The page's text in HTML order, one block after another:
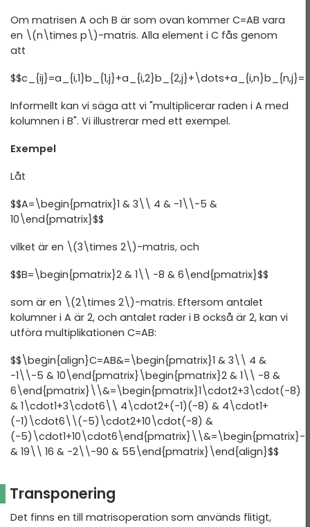
Om matrisen A och B är som ovan kommer C=AB vara
en \(n\times p\)-matris. Alla element i C fås genom
att
Informellt kan vi säga att vi "multiplicerar raden i A med
kolumnen i B". Vi illustrerar med ett exempel.
Exempel
Låt
$$A=\begin{pmatrix}1 & 3\\ 4 & -1\\-5 &
10\end{pmatrix}$$
vilket är en \(3\times 2\)-matris, och
$$B=\begin{pmatrix}2 & 1\\ -8 & 6\end{pmatrix}$$
som är en \(2\times 2\)-matris. Eftersom antalet
kolumner i A är 2, och antalet rader i B också är 2, kan vi
utföra multiplikationen C=AB:
$$\begin{align}C=AB&=\begin{pmatrix}1 & 3\\ 4 &
-1\\-5 & 10\end{pmatrix}\begin{pmatrix}2 & 1\\ -8 &
6\end{pmatrix}\\&=\begin{pmatrix}1\cdot2+3\cdot(-8)
& 1\cdot1+3\cdot6\\ 4\cdot2+(-1)(-8) & 4\cdot1+
(-1)\cdot6\\(-5)\cdot2+10\cdot(-8) &
(-5)\cdot1+10\cdot6\end{pmatrix}\\&=\begin{pmatrix}-
& 19\\ 16 & -2\\-90 & 55\end{pmatrix}\end{align}$$
Transponering
Det finns en till matrisoperation som används flitigt,